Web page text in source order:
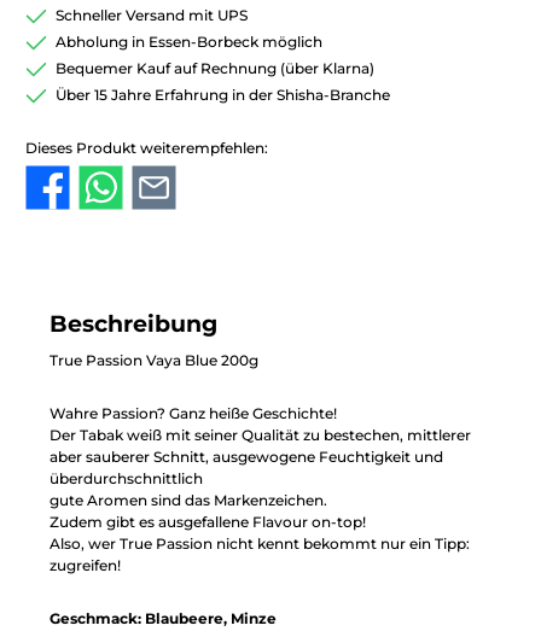
Schneller Versand mit UPS
Abholung in Essen-Borbeck möglich
Bequemer Kauf auf Rechnung (über Klarna)
Über 15 Jahre Erfahrung in der Shisha-Branche
Dieses Produkt weiterempfehlen:
Beschreibung
True Passion Vaya Blue 200g
Wahre Passion? Ganz heiße Geschichte!
Der Tabak weiß mit seiner Qualität zu bestechen, mittlerer
aber sauberer Schnitt, ausgewogene Feuchtigkeit und
überdurchschnittlich
gute Aromen sind das Markenzeichen.
Zudem gibt es ausgefallene Flavour on-top!
Also, wer True Passion nicht kennt bekommt nur ein Tipp:
zugreifen!
Geschmack: Blaubeere, Minze